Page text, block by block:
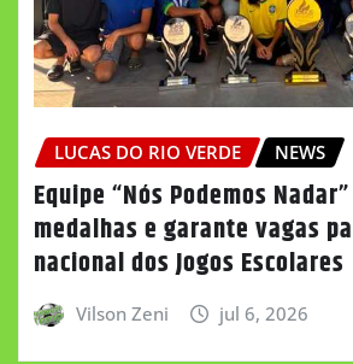
LUCAS DO RIO VERDE NEWS
Equipe “Nós Podemos
medalhas e garante vagas
nacional dos Jogos Escolares
Vilson Zeni jul 6, 2026